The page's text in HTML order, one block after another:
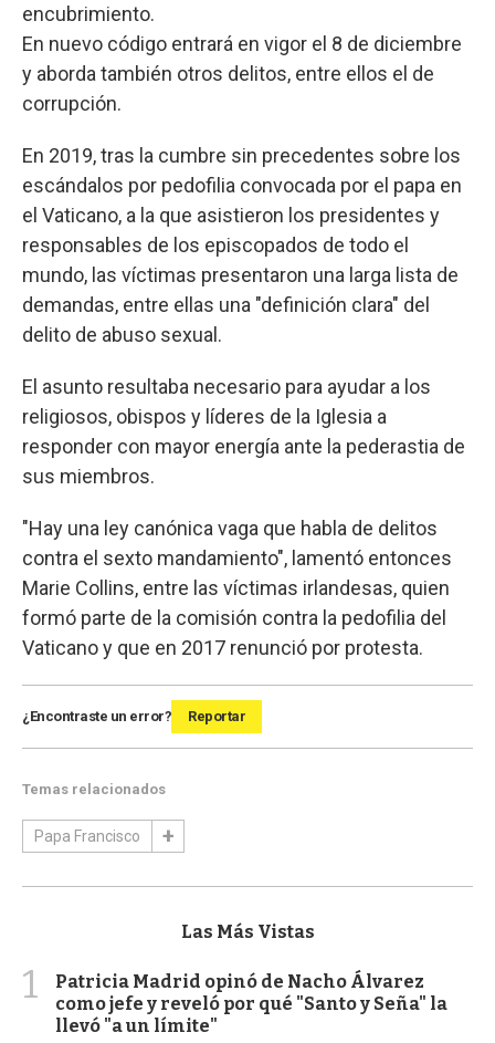
encubrimiento.
En nuevo código entrará en vigor el 8 de diciembre
y aborda también otros delitos, entre ellos el de
corrupción.
En 2019, tras la cumbre sin precedentes sobre los
escándalos por pedofilia convocada por el papa en
el Vaticano, a la que asistieron los presidentes y
responsables de los episcopados de todo el
mundo, las víctimas presentaron una larga lista de
demandas, entre ellas una "definición clara" del
delito de abuso sexual.
El asunto resultaba necesario para ayudar a los
religiosos, obispos y líderes de la Iglesia a
responder con mayor energía ante la pederastia de
sus miembros.
"Hay una ley canónica vaga que habla de delitos
contra el sexto mandamiento", lamentó entonces
Marie Collins, entre las víctimas irlandesas, quien
formó parte de la comisión contra la pedofilia del
Vaticano y que en 2017 renunció por protesta.
¿Encontraste un error? Reportar
Temas relacionados
Papa Francisco
Las Más Vistas
1
Patricia Madrid opinó de Nacho Álvarez
como jefe y reveló por qué "Santo y Seña" la
llevó "a un límite"